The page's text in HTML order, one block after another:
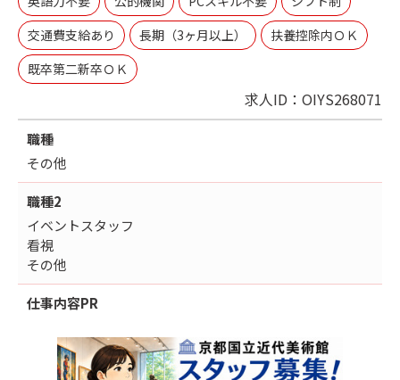
交通費支給あり
長期（3ヶ月以上）
扶養控除内ＯＫ
既卒第二新卒ＯＫ
求人ID：OIYS268071
職種
その他
職種2
イベントスタッフ
看視
その他
仕事内容PR